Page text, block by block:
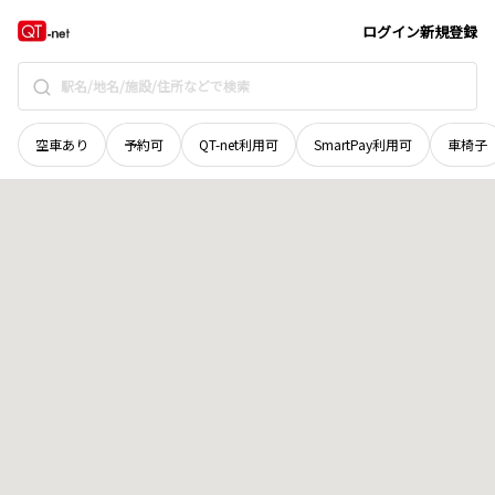
ログイン新規登録
空車あり 予約可 QT-net利用可 SmartPay利用可 車椅子
北海道